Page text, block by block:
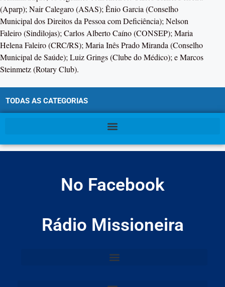
(Aparp); Nair Calegaro (ASAS); Ênio Garcia (Conselho
Municipal dos Direitos da Pessoa com Deficiência); Nelson
Faleiro (Sindilojas); Carlos Alberto Caíno (CONSEP); Maria
Helena Faleiro (CRC/RS); Maria Inês Prado Miranda (Conselho
Municipal de Saúde); Luiz Grings (Clube do Médico); e Marcos
Steinmetz (Rotary Club).
TODAS AS CATEGORIAS
No Facebook
Rádio Missioneira